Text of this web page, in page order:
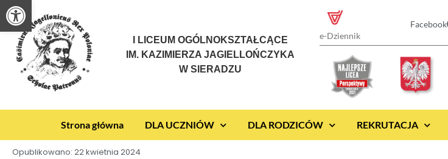
Otwórz pasek narzędzi
I LICEUM OGÓLNOKSZTAŁCĄCE
IM. KAZIMIERZA JAGIELLOŃCZYKA
W SIERADZU
e-Dziennik
Facebook
Strona główna DLA UCZNIÓW DLA RODZICÓW REKRUTACJA
Opublikowano: 22 kwietnia 2024